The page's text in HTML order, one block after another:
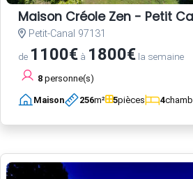
Maison Créole Zen - Petit
Petit-Canal 97131
de 1100€ à 1800€ la semaine
8 personne(s)
Maison 256m² 5pièces 4